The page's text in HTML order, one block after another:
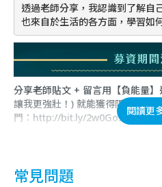
透過老師分享，我認識到了解自
也來自於生活的各方面，學習如
分享老師貼文 + 留言用【負能量
讓我更強壯！) 就能獲得限時限量
門： http://bit.ly/2w0Go5t
閱讀更
常見問題